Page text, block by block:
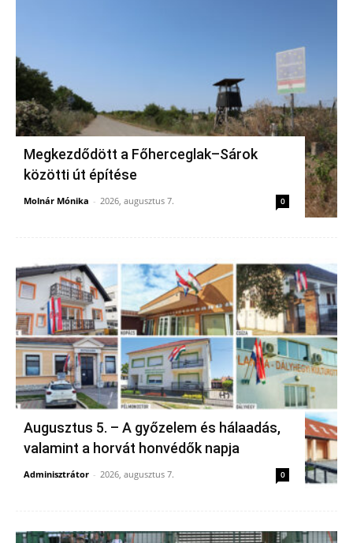
Megkezdődött a Főherceglak–Sárok
közötti út építése
Molnár Mónika - 2026, augusztus 7. 0
Augusztus 5. – A győzelem és hálaadás,
valamint a horvát honvédők napja
Adminisztrátor - 2026, augusztus 7. 0